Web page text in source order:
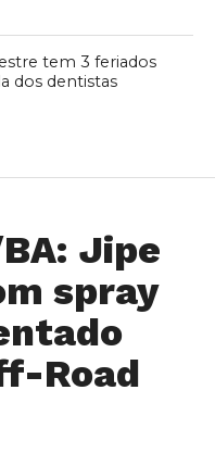
tem 3 feriados
dos dentistas
BA: Jipe
spray
Road